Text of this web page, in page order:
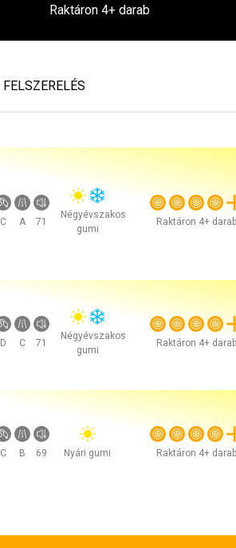
Raktáron 4+ darab
FELSZERELÉS
C A 71
Négyévszakos
gumi
Raktáron 4+ darab
D C 71
Négyévszakos
gumi
Raktáron 4+ darab
C B 69 Nyári gumi Raktáron 4+ darab